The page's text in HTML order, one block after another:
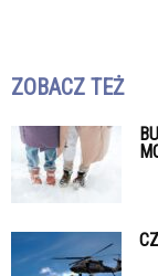
ZOBACZ TEŻ